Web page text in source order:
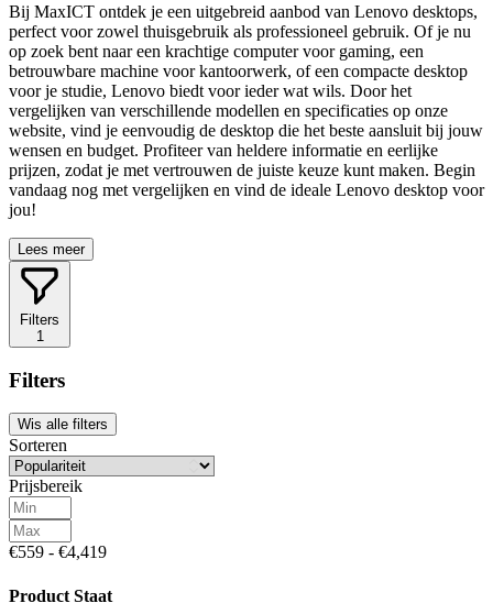
Bij MaxICT ontdek je een uitgebreid aanbod van Lenovo desktops,
perfect voor zowel thuisgebruik als professioneel gebruik. Of je nu
op zoek bent naar een krachtige computer voor gaming, een
betrouwbare machine voor kantoorwerk, of een compacte desktop
voor je studie, Lenovo biedt voor ieder wat wils. Door het
vergelijken van verschillende modellen en specificaties op onze
website, vind je eenvoudig de desktop die het beste aansluit bij jouw
wensen en budget. Profiteer van heldere informatie en eerlijke
prijzen, zodat je met vertrouwen de juiste keuze kunt maken. Begin
vandaag nog met vergelijken en vind de ideale Lenovo desktop voor
jou!
Lees meer
Filters
1
Filters
Wis alle filters
Sorteren
Prijsbereik
€559 - €4,419
Product Staat